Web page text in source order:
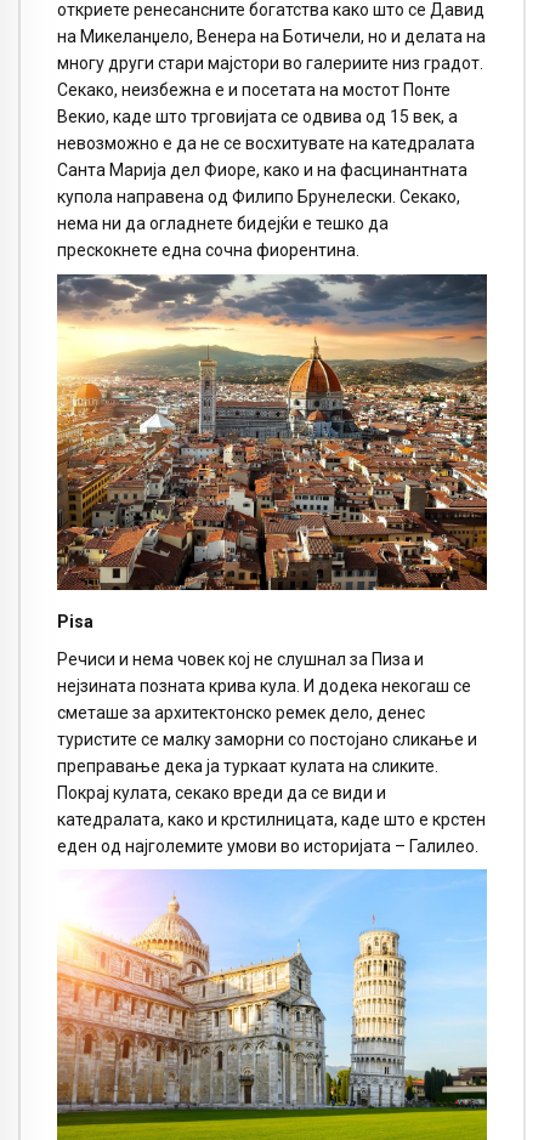
откриете ренесансните богатства како што се Давид
на Микеланџело, Венера на Ботичели, но и делата на
многу други стари мајстори во галериите низ градот.
Секако, неизбежна е и посетата на мостот Понте
Векио, каде што трговијата се одвива од 15 век, а
невозможно е да не се восхитувате на катедралата
Санта Марија дел Фиоре, како и на фасцинантната
купола направена од Филипо Брунелески. Секако,
нема ни да огладнете бидејќи е тешко да
прескокнете еднa сочна фиорентина.
Pisa
Речиси и нема човек кој не слушнал за Пиза и
нејзината позната крива кула. И додека некогаш се
сметаше за архитектонско ремек дело, денес
туристите се малку заморни со постојано сликање и
преправање дека ја туркаат кулата на сликите.
Покрај кулата, секако вреди да се види и
катедралата, како и крстилницата, каде што е крстен
еден од најголемите умови во историјата – Галилео.